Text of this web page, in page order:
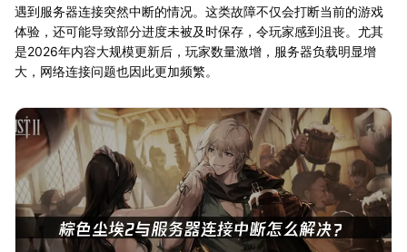
遇到服务器连接突然中断的情况。这类故障不仅会打断当前的游戏
体验，还可能导致部分进度未被及时保存，令玩家感到沮丧。尤其
是2026年内容大规模更新后，玩家数量激增，服务器负载明显增
大，网络连接问题也因此更加频繁。